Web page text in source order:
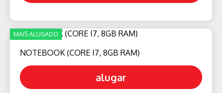
MAIS ALUGADO
NOTEBOOK (CORE I7, 8GB RAM)
alugar